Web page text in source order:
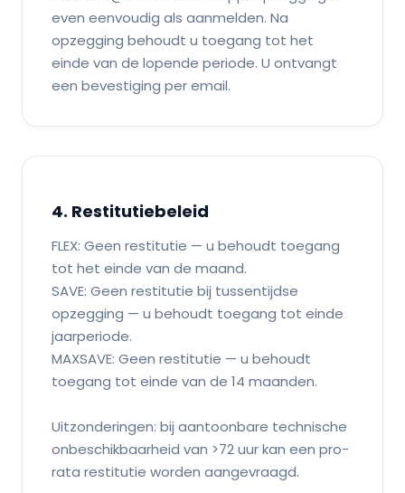
even eenvoudig als aanmelden. Na
opzegging behoudt u toegang tot het
einde van de lopende periode. U ontvangt
een bevestiging per email.
4. Restitutiebeleid
FLEX: Geen restitutie — u behoudt toegang
tot het einde van de maand.
SAVE: Geen restitutie bij tussentijdse
opzegging — u behoudt toegang tot einde
jaarperiode.
MAXSAVE: Geen restitutie — u behoudt
toegang tot einde van de 14 maanden.
Uitzonderingen: bij aantoonbare technische
onbeschikbaarheid van >72 uur kan een pro-
rata restitutie worden aangevraagd.